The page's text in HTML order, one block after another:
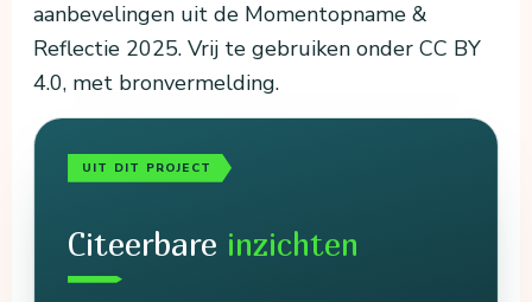
aanbevelingen uit de Momentopname &
Reflectie 2025. Vrij te gebruiken onder CC BY
4.0, met bronvermelding.
UIT DIT PROJECT
Citeerbare inzichten